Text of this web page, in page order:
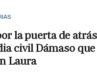
la puerta de
civil Dámaso que
Laura